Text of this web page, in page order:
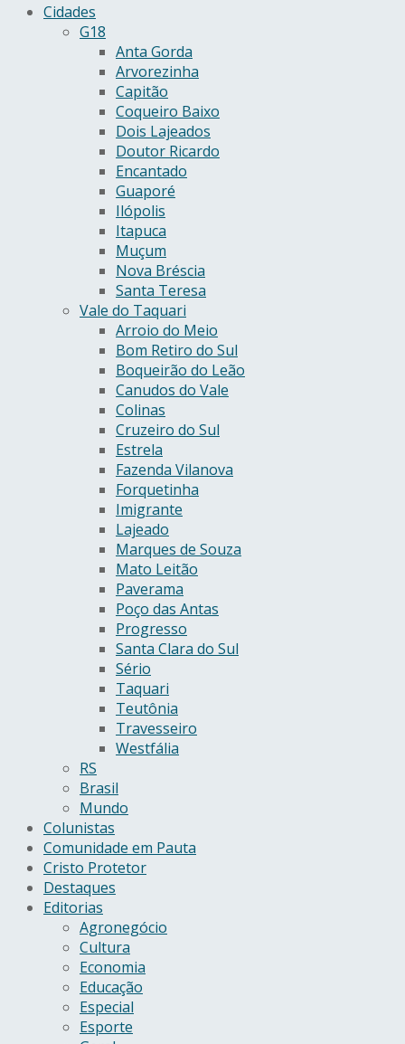
Cidades
G18
Anta Gorda
Arvorezinha
Capitão
Coqueiro Baixo
Dois Lajeados
Doutor Ricardo
Encantado
Guaporé
Ilópolis
Itapuca
Muçum
Nova Bréscia
Santa Teresa
Vale do Taquari
Arroio do Meio
Bom Retiro do Sul
Boqueirão do Leão
Canudos do Vale
Colinas
Cruzeiro do Sul
Estrela
Fazenda Vilanova
Forquetinha
Imigrante
Lajeado
Marques de Souza
Mato Leitão
Paverama
Poço das Antas
Progresso
Santa Clara do Sul
Sério
Taquari
Teutônia
Travesseiro
Westfália
RS
Brasil
Mundo
Colunistas
Comunidade em Pauta
Cristo Protetor
Destaques
Editorias
Agronegócio
Cultura
Economia
Educação
Especial
Esporte